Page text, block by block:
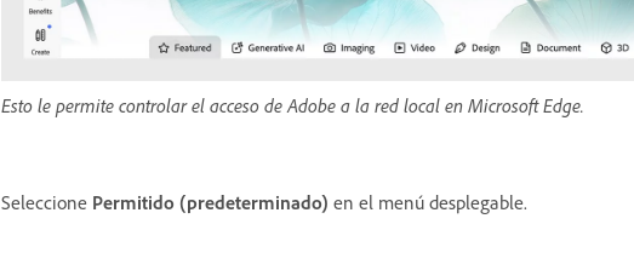
Esto le permite controlar el acceso de Adobe a la red local en Microsoft Edge.
Seleccione Permitido (predeterminado) en el menú desplegable.